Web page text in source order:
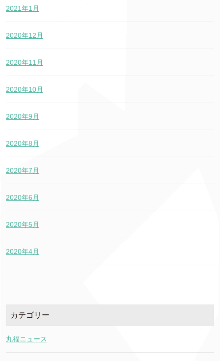
2021年1月
2020年12月
2020年11月
2020年10月
2020年9月
2020年8月
2020年7月
2020年6月
2020年5月
2020年4月
カテゴリー
丸福ニュース